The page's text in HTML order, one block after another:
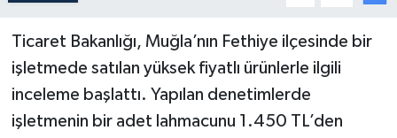
Ticaret Bakanlığı, Muğla’nın Fethiye ilçesinde bir
işletmede satılan yüksek fiyatlı ürünlerle ilgili
inceleme başlattı. Yapılan denetimlerde
işletmenin bir adet lahmacunu 1.450 TL’den